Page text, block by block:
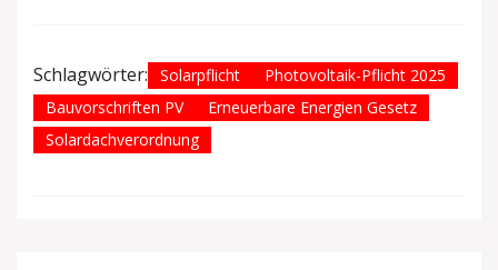
Schlagwörter: Solarpflicht
Photovoltaik-Pflicht 2025
Bauvorschriften PV
Erneuerbare Energien Gesetz
Solardachverordnung